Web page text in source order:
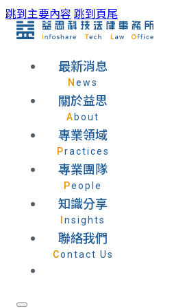
跳到主要內容 跳到頁尾
最新消息
News
關於益思
About
專業領域
Practices
專業團隊
People
知識分享
Insights
聯絡我們
Contact Us